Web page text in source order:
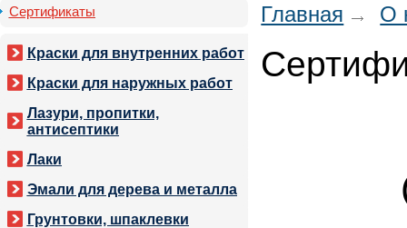
Сертификаты
Краски для внутренних работ
Краски для наружных работ
Лазури, пропитки,
антисептики
Лаки
Эмали для дерева и металла
Грунтовки, шпаклевки
Главная О